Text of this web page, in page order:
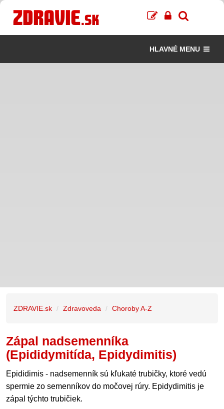
HLAVNÉ MENU
ZDRAVIE.sk Zdravoveda Choroby A-Z
Zápal nadsemenníka
(Epididymitída, Epidydimitis)
Epididimis - nadsemenník sú kľukaté trubičky, ktoré vedú
spermie zo semenníkov do močovej rúry. Epidydimitis je
zápal týchto trubičiek.